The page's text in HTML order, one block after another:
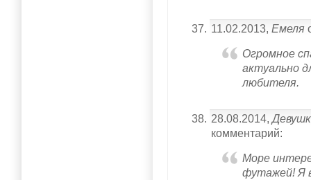
11.02.2013,Емеля
Огромное
актуально
любителя.
28.08.2014,
комментарий:
Море
футажей! Я